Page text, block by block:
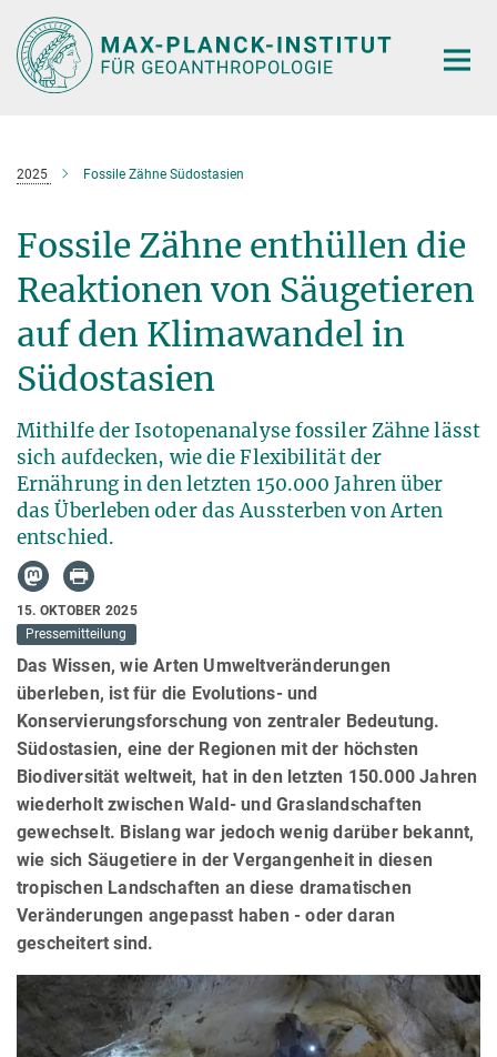
Hauptinhalt
2025 Fossile Zähne Südostasien
Fossile Zähne enthüllen die
Reaktionen von Säugetieren
auf den Klimawandel in
Südostasien
Mithilfe der Isotopenanalyse fossiler Zähne lässt
sich aufdecken, wie die Flexibilität der
Ernährung in den letzten 150.000 Jahren über
das Überleben oder das Aussterben von Arten
entschied.
15. OKTOBER 2025
Pressemitteilung
Das Wissen, wie Arten Umweltveränderungen
überleben, ist für die Evolutions- und
Konservierungsforschung von zentraler Bedeutung.
Südostasien, eine der Regionen mit der höchsten
Biodiversität weltweit, hat in den letzten 150.000 Jahren
wiederholt zwischen Wald- und Graslandschaften
gewechselt. Bislang war jedoch wenig darüber bekannt,
wie sich Säugetiere in der Vergangenheit in diesen
tropischen Landschaften an diese dramatischen
Veränderungen angepasst haben - oder daran
gescheitert sind.